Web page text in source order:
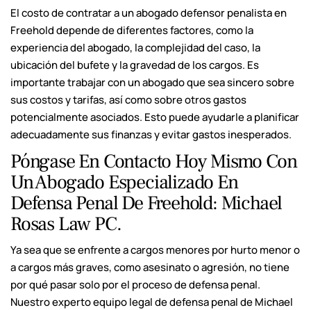
El costo de contratar a un abogado defensor penalista en
Freehold depende de diferentes factores, como la
experiencia del abogado, la complejidad del caso, la
ubicación del bufete y la gravedad de los cargos. Es
importante trabajar con un abogado que sea sincero sobre
sus costos y tarifas, así como sobre otros gastos
potencialmente asociados. Esto puede ayudarle a planificar
adecuadamente sus finanzas y evitar gastos inesperados.
Póngase En Contacto Hoy Mismo Con
Un Abogado Especializado En
Defensa Penal De Freehold: Michael
Rosas Law PC.
Ya sea que se enfrente a cargos menores por hurto menor o
a cargos más graves, como asesinato o agresión, no tiene
por qué pasar solo por el proceso de defensa penal.
Nuestro experto equipo legal de defensa penal de Michael